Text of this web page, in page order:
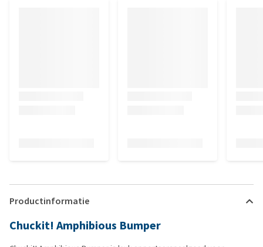
Productinformatie
Chuckit! Amphibious Bumper